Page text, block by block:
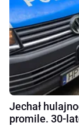
Jechał
promile. 30-